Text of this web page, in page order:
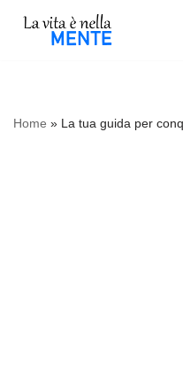
Home » La tua guida per